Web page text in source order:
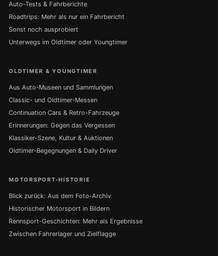
Auto-Tests & Fahrberichte
Roadtrips: Mehr als nur ein Fahrbericht
Sonst noch ausprobiert
Unterwegs im Oldtimer oder Youngtimer
OLDTIMER & YOUNGTIMER
Aus Auto-Museen und Sammlungen
Classic- und Oldtimer-Messen
Continuation Cars & Retro-Fahrzeuge
Erinnerungen: Gegen das Vergessen
Klassiker-Szene, Kultur & Auktionen
Oldtimer-Begegnungen & Daily Driver
MOTORSPORT-HISTORIE
Blick zurück: Aus dem Foto-Archiv
Historischer Motorsport in Bildern
Rennsport-Geschichten: Mehr als Ergebnisse
Zwischen Fahrerlager und Zielflagge